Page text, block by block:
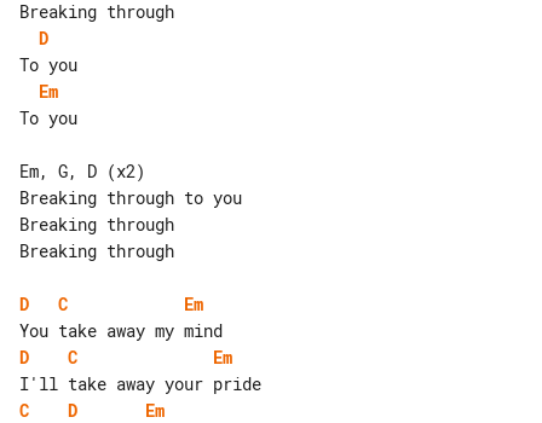
D
Em
To you
Em, G, D (x2)
Breaking through to you
Breaking through
Breaking through
D C
Em
D
C
Em
C
D
Em